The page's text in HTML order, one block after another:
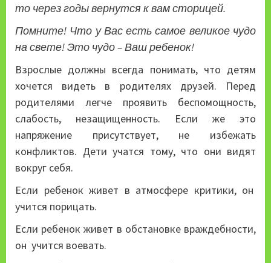
то через годы вернутся к вам сторицей.
Помните! Что у Вас есть самое великое чудо
на свете! Это чудо – Ваш ребенок!
Взрослые должны всегда понимать, что детям
хочется видеть в родителях друзей. Перед
родителями легче проявить беспомощность,
слабость, незащищенность. Если же это
напряжение присутствует, не избежать
конфликтов. Дети учатся тому, что они видят
вокруг себя.
Если ребенок живет в атмосфере критики, он
учится порицать.
Если ребенок живет в обстановке враждебности,
он учится воевать.